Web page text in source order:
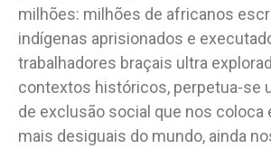
milhões: milhões de africanos
indígenas aprisionados e
trabalhadores braçais ultra
contextos históricos, perpetua-se
de exclusão social que nos coloca
mais desiguais do mundo, ainda